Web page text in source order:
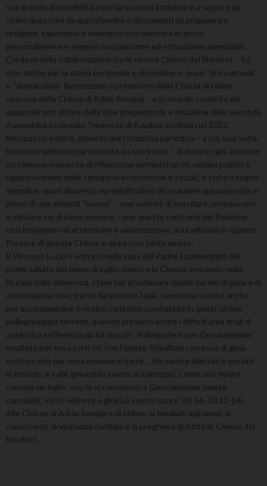
sua grande disponibilità a portare avanti iniziative o a seguire da
vicino questioni da approfondire o documenti da preparare e
redigere, sapendosi e volendosi così mettere in gioco
personalmente e sempre con passione ed entusiasmo ammirabili.
Credeva nella collaborazione tra le nostre Chiese del Nordest – lui
che, anche per la storia personale e di ministero, quasi “le incarnava”
e “abbracciava” (battezzato e presbitero della Chiesa di Udine,
vescovo della Chiesa di Adria-Rovigo) – e lo ricordo convinto ed
appassionato attore della fase preparatoria e attuativa della seconda
Assemblea Ecclesiale Triveneta di Aquileia svoltasi nel 2012.
Non posso, inoltre, dimenticare l’iniziativa periodica – a cui, una volta,
ho personalmente partecipato su suo invito – di riunire ogni anno per
un comune momento di riflessione amministratori, uomini politici e
rappresentanti delle categorie economiche e sociali; è stato il segno
semplice, quasi discreto, ma significativo di un amore appassionato e
pieno di una volontà “buona” – una volontà di suscitare, promuovere
e indicare vie di bene comune – per questo territorio del Polesine
così bisognoso di attenzione e valorizzazione, a lui affidato in quanto
Pastore di questa Chiesa e da lui così tanto amato.
Il Vescovo Lucio è entrato nella casa del Padre il pomeriggio del
primo sabato del mese di luglio, mentre la Chiesa, entrando nella
liturgia della domenica, stava per proclamare quelle parole di gioia e di
consolazione che, tratte dal profeta Isaia, sembrano scritte anche
per accompagnare il nostro carissimo confratello in quest’ultimo
pellegrinaggio terreno, avendo presenti anche i difficili anni finali di
autentica sofferenza da lui vissuti: “Rallegratevi con Gerusalemme,
esultate per essa tutti voi che l’amate. Sfavillate con essa di gioia
tutti voi che per essa eravate in lutto… Voi sarete allattati e portati
in braccio, e sulle ginocchia sarete accarezzati. Come una madre
consola un figlio, così io vi consolerò; a Gerusalemme sarete
consolati. Voi lo vedrete e gioirà il vostro cuore” (Is 66, 10.13-14).
Alle Chiese di Adria-Rovigo e di Udine, ai familiari, agli amici, ai
conoscenti, la vicinanza cordiale e la preghiera di tutte le Chiese del
Nordest.